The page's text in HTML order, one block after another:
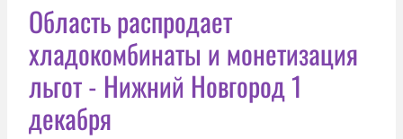
Область распродает
хладокомбинаты и монетизация
льгот - Нижний Новгород 1
декабря